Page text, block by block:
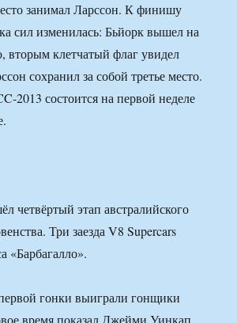
занимал Ларссон. К финишу
сил изменилась: Бьйорк вышел на
вторым клетчатый флаг увидел
сохранил за собой третье место.
2013 состоится на первой неделе
четвёртый этап австралийского
Три заезда V8 Supercars
«Барбагалло».
гонки выиграли гонщики